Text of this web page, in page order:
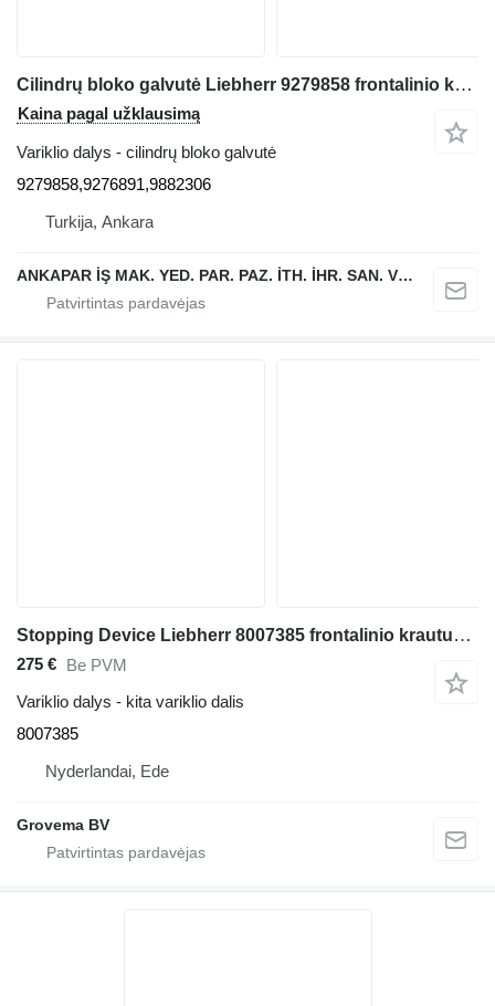
Cilindrų bloko galvutė Liebherr 9279858 frontalinio krautuvo Liebherr L544,L554,L550,L556,L566,L576,L580
Kaina pagal užklausimą
Variklio dalys - cilindrų bloko galvutė
9279858,9276891,9882306
Turkija, Ankara
ANKAPAR İŞ MAK. YED. PAR. PAZ. İTH. İHR. SAN. VE TİC. LTD. ŞTİ.
Stopping Device Liebherr 8007385 frontalinio krautuvo Liebherr L574 ,L580, L544, L554
275 € Be PVM
Variklio dalys - kita variklio dalis
8007385
Nyderlandai, Ede
Grovema BV